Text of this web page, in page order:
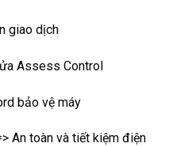
giao dịch
Assess Control
bảo vệ máy
An toàn và tiết kiệm điện